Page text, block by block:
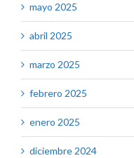
mayo 2025
abril 2025
marzo 2025
febrero 2025
enero 2025
diciembre 2024